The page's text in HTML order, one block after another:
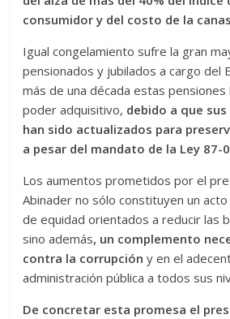
consumidor y del costo de la
Igual congelamiento sufre la gran
pensionados y jubilados a cargo del
más de una década estas
poder adquisitivo, debido a que
han sido actualizados para
a pesar del mandato de la Ley 87-
Los aumentos prometidos por el
Abinader no sólo constituyen un
de equidad orientados a reducir las
sino además, un complemento
contra la corrupción y en el
administración pública a todos sus
De concretar esta promesa el